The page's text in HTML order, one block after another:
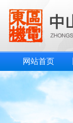
网站首页